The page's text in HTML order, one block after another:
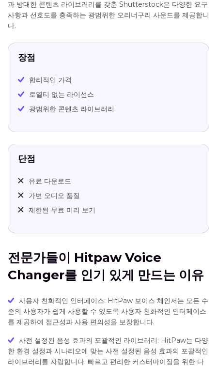
과 방대한 콘텐츠 라이브러리를 갖춘 Shutterstock은 다양한 요구
사항과 선호도를 충족하는 광범위한 오리너구리 사운드를 제공합니
다.
장점
합리적인 가격
로열티 없는 라이선스
광범위한 콘텐츠 라이브러리
단점
유료 다운로드
가변 오디오 품질
제한된 무료 미리 보기
전문가들이 Hitpaw Voice
Changer를 인기 있게 만드는 이유
사용자 친화적인 인터페이스: HitPaw 보이스 체인저는 모든 수
준의 사용자가 쉽게 사용할 수 있도록 사용자 친화적인 인터페이스
를 제공하여 접근성과 사용 편의성을 보장합니다.
사전 설정된 음성 효과의 포괄적인 라이브러리: HitPaw는 다양
한 환경 설정과 시나리오에 맞는 사전 설정된 음성 효과의 포괄적인
라이브러리를 자랑합니다. 빠르고 편리한 커스터마이징을 위한 다